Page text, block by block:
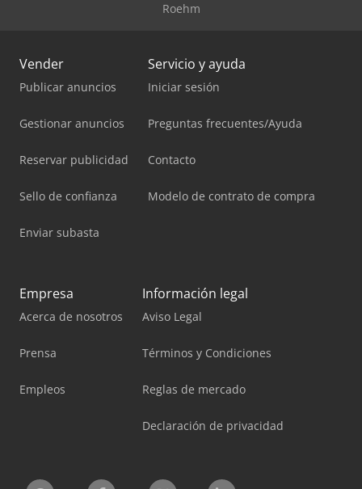
Roehm
Vender
Publicar anuncios
Gestionar anuncios
Reservar publicidad
Sello de confianza
Enviar subasta
Servicio y ayuda
Iniciar sesión
Preguntas frecuentes/Ayuda
Contacto
Modelo de contrato de compra
Empresa
Acerca de nosotros
Prensa
Empleos
Información legal
Aviso Legal
Términos y Condiciones
Reglas de mercado
Declaración de privacidad